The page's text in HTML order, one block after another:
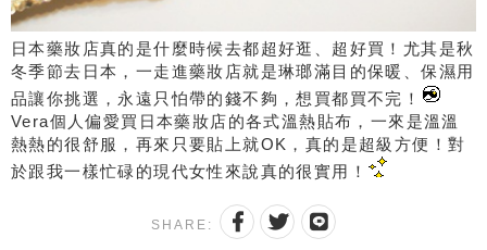
日本藥妝店真的是什麼時候去都超好逛、超好買！尤其是秋
冬季節去日本，一走進藥妝店就是琳瑯滿目的保暖、保濕用
品讓你挑選，永遠只怕帶的錢不夠，想買都買不完！
Vera個人偏愛買日本藥妝店的各式溫熱貼布，一來是溫溫
熱熱的很舒服，再來只要貼上就OK ，真的是超級方便！對
於跟我一樣忙碌的現代女性來說真的很實用！
SHARE: